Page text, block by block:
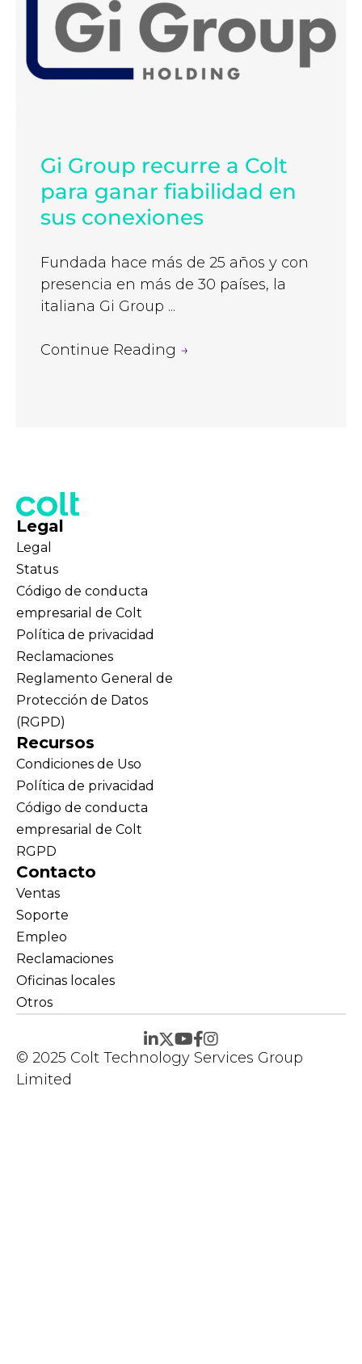
Gi Group recurre a Colt
para ganar fiabilidad en
sus conexiones
Fundada hace más de 25 años y con
presencia en más de 30 países, la
italiana Gi Group ...
Continue Reading →
Legal
Legal
Status
Código de conducta
empresarial de Colt
Política de privacidad
Reclamaciones
Reglamento General de
Protección de Datos
(RGPD)
Recursos
Condiciones de Uso
Política de privacidad
Código de conducta
empresarial de Colt
RGPD
Contacto
Ventas
Soporte
Empleo
Reclamaciones
Oficinas locales
Otros
© 2025 Colt Technology Services Group
Limited